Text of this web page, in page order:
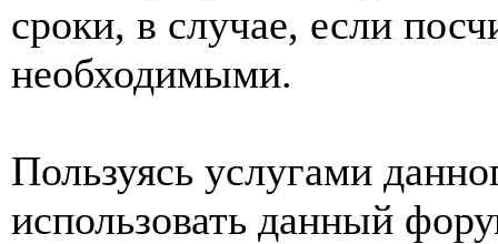
сроки, в случае, если
необходимыми.
Пользуясь услугами
использовать данный